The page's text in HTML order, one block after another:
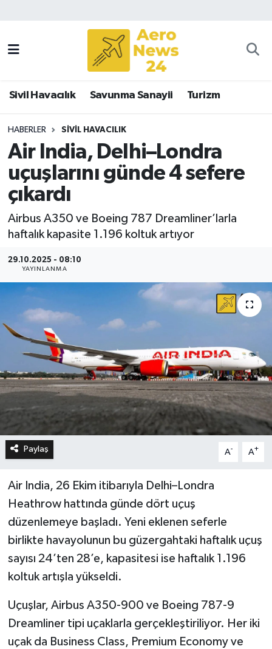
Sivil Havacılık Savunma Sanayii Turizm
HABERLER SIVIL HAVACILIK
Air India, Delhi–Londra
uçuşlarını günde 4 sefere
çıkardı
Airbus A350 ve Boeing 787 Dreamliner’larla
haftalık kapasite 1.196 koltuk artıyor
29.10.2025 - 08:10
YAYINLANMA
Paylaş A- A+
Air India, 26 Ekim itibarıyla Delhi–Londra
Heathrow hattında günde dört uçuş
düzenlemeye başladı. Yeni eklenen seferle
birlikte havayolunun bu güzergahtaki haftalık uçuş
sayısı 24’ten 28’e, kapasitesi ise haftalık 1.196
koltuk artışla yükseldi.
Uçuşlar, Airbus A350-900 ve Boeing 787-9
Dreamliner tipi uçaklarla gerçekleştiriliyor. Her iki
uçak da Business Class, Premium Economy ve